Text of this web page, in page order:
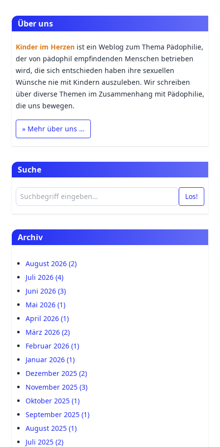
Über uns
Kinder im Herzen ist ein Weblog zum Thema Pädophilie,
der von pädophil empfindenden Menschen betrieben
wird, die sich entschieden haben ihre sexuellen
Wünsche nie mit Kindern auszuleben. Wir schreiben
über diverse Themen im Zusammenhang mit Pädophilie,
die uns bewegen.
» Mehr über uns …
Suche
Los!
Archiv
August 2026 (2)
Juli 2026 (4)
Juni 2026 (3)
Mai 2026 (1)
April 2026 (1)
März 2026 (2)
Februar 2026 (1)
Januar 2026 (1)
Dezember 2025 (2)
November 2025 (3)
Oktober 2025 (1)
September 2025 (1)
August 2025 (1)
Juli 2025 (2)